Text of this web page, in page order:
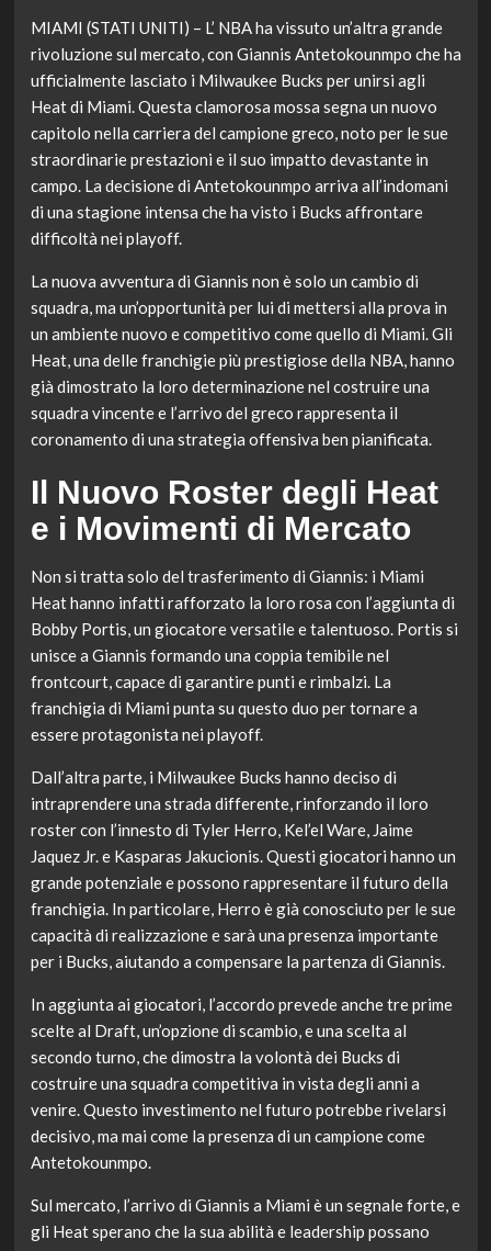
MIAMI (STATI UNITI) – L’ NBA ha vissuto un’altra grande
rivoluzione sul mercato, con Giannis Antetokounmpo che ha
ufficialmente lasciato i Milwaukee Bucks per unirsi agli
Heat di Miami. Questa clamorosa mossa segna un nuovo
capitolo nella carriera del campione greco, noto per le sue
straordinarie prestazioni e il suo impatto devastante in
campo. La decisione di Antetokounmpo arriva all’indomani
di una stagione intensa che ha visto i Bucks affrontare
difficoltà nei playoff.
La nuova avventura di Giannis non è solo un cambio di
squadra, ma un’opportunità per lui di mettersi alla prova in
un ambiente nuovo e competitivo come quello di Miami. Gli
Heat, una delle franchigie più prestigiose della NBA, hanno
già dimostrato la loro determinazione nel costruire una
squadra vincente e l’arrivo del greco rappresenta il
coronamento di una strategia offensiva ben pianificata.
Il Nuovo Roster degli Heat
e i Movimenti di Mercato
Non si tratta solo del trasferimento di Giannis: i Miami
Heat hanno infatti rafforzato la loro rosa con l’aggiunta di
Bobby Portis, un giocatore versatile e talentuoso. Portis si
unisce a Giannis formando una coppia temibile nel
frontcourt, capace di garantire punti e rimbalzi. La
franchigia di Miami punta su questo duo per tornare a
essere protagonista nei playoff.
Dall’altra parte, i Milwaukee Bucks hanno deciso di
intraprendere una strada differente, rinforzando il loro
roster con l’innesto di Tyler Herro, Kel’el Ware, Jaime
Jaquez Jr. e Kasparas Jakucionis. Questi giocatori hanno un
grande potenziale e possono rappresentare il futuro della
franchigia. In particolare, Herro è già conosciuto per le sue
capacità di realizzazione e sarà una presenza importante
per i Bucks, aiutando a compensare la partenza di Giannis.
In aggiunta ai giocatori, l’accordo prevede anche tre prime
scelte al Draft, un’opzione di scambio, e una scelta al
secondo turno, che dimostra la volontà dei Bucks di
costruire una squadra competitiva in vista degli anni a
venire. Questo investimento nel futuro potrebbe rivelarsi
decisivo, ma mai come la presenza di un campione come
Antetokounmpo.
Sul mercato, l’arrivo di Giannis a Miami è un segnale forte, e
gli Heat sperano che la sua abilità e leadership possano